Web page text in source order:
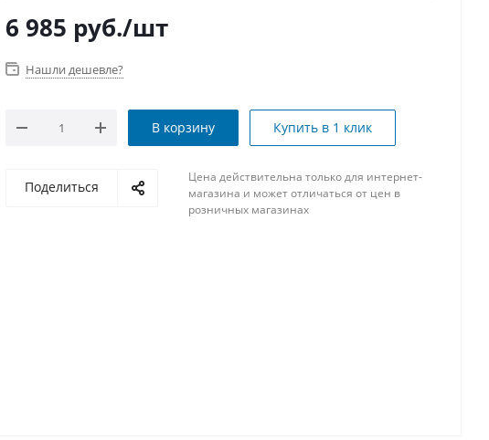
6 985 руб./шт
Нашли дешевле?
В корзину Купить в 1 клик
Поделиться
Цена действительна только для интернет-
магазина и может отличаться от цен в
розничных магазинах